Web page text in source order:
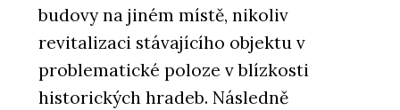
budovy na jiném místě, nikoliv
revitalizaci stávajícího objektu v
problematické poloze v blízkosti
historických hradeb. Následně